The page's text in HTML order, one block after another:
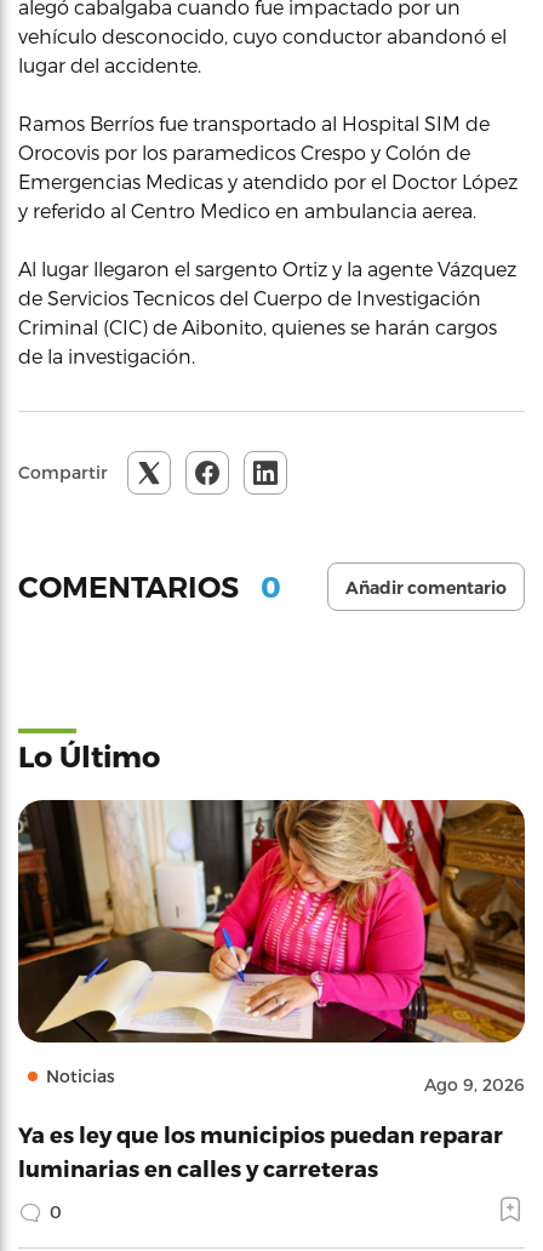
alegó cabalgaba cuando fue impactado por un
vehículo desconocido, cuyo conductor abandonó el
lugar del accidente.
Ramos Berríos fue transportado al Hospital SIM de
Orocovis por los paramedicos Crespo y Colón de
Emergencias Medicas y atendido por el Doctor López
y referido al Centro Medico en ambulancia aerea.
Al lugar llegaron el sargento Ortiz y la agente Vázquez
de Servicios Tecnicos del Cuerpo de Investigación
Criminal (CIC) de Aibonito, quienes se harán cargos
de la investigación.
Compartir
COMENTARIOS 0 Añadir comentario
Lo Último
Noticias Ago 9, 2026
Ya es ley que los municipios puedan reparar
luminarias en calles y carreteras
0